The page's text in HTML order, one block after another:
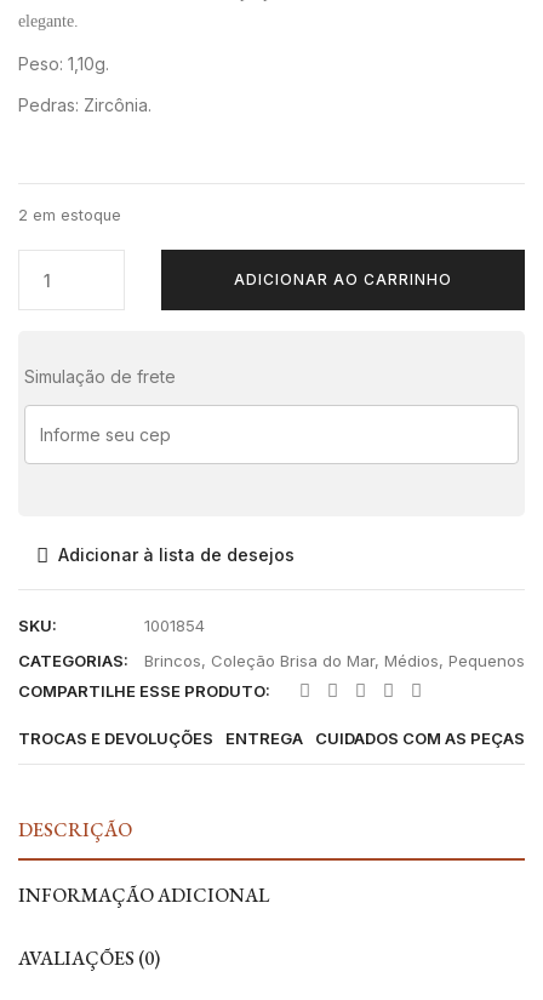
elegante.
Peso: 1,10g.
Pedras: Zircônia.
2 em estoque
ADICIONAR AO CARRINHO
Simulação de frete
Adicionar à lista de desejos
SKU:
1001854
CATEGORIAS:
Brincos, Coleção Brisa do Mar, Médios, Pequenos
COMPARTILHE ESSE PRODUTO:
TROCAS E DEVOLUÇÕES ENTREGA CUIDADOS COM AS PEÇAS
DESCRIÇÃO
INFORMAÇÃO ADICIONAL
AVALIAÇÕES (0)